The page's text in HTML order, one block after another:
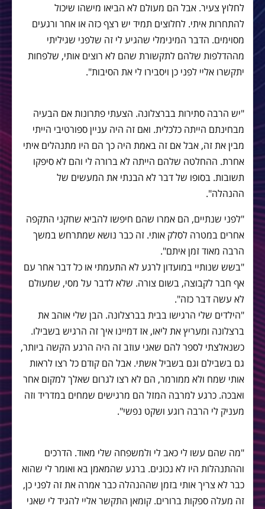
לחלוץ צעיר. אבל הם מעולם לא הביאו מישהו שיכול
להתחרות איתי. לחלוצים תמיד יש רצף כזה או אחר ורגעים
מסוימים. הדבר המינימלי שהגיע לי זה שלפני שגיליתי
מההדלפות שלהם לתקשורת שהם לא רוצים אותי, שלפחות
יתקשרו אליי לפני כן ויסבירו לי את הסיבות".
"יש הרבה סתירות בברצלונה. הצעתי פתרונות אם הבעיה
מבחינתם הייתה כלכלית. ואם זה היה עניין ספורטיבי הייתי
מבין את זה, אבל אם זה באמת היה כך הם היו מתנהלים איתי
אחרת. ההחלטה שלהם הייתה לא ברורה לי והם לא סיפקו
תשובות. בסופו של דבר לא הבנתי את המעשים של
ההנהלה".
"לפני שנתיים, הם אמרו שהם חיפשו להביא שחקני התקפה
אחרים במטרה לסלק אותי. זה כבר נושא שמתרחש במשך
הרבה מאוד זמן איתם".
"בשש שנותיי במועדון לרגע לא התעמתי או כל דבר אחר עם
אף חבר לקבוצה, בשום צורה. שלא לדבר על מסי, שמעולם
לא עשה דבר כזה".
"הילדים שלי הרגישו בבית בברצלונה. הבן שלי אוהב את
ברצלונה ומעריץ את ליאו, אז דמיינו איך זה הרגיש בשבילו.
כשנאלצתי לספר להם שאני עוזב זה היה הרגע הקשה ביותר,
גם בשבילם וגם בשביל אשתי. אבל הם קודם כל רצו לראות
אותי שמח ולא ממורמר, הם לא רצו לגרום שאלך למקום אחר
ואבכה. כרגע למרבה המזל הם מרגישים שמחים במדריד וזה
מעניק לי הרבה רוגע ושקט נפשי".
"מה שהם עשו לי כאב לי ולמשפחה שלי מאוד. הדרכים
וההתנהלות היו לא נכונים. ברגע שהמאמן בא ואומר לי שהוא
כבר לא צריך אותי בזמן שההנהלה כבר אמרה את זה לפני כן,
זה מעלה ספקות ברורים. קומאן התקשר אליי להגיד לי שאני